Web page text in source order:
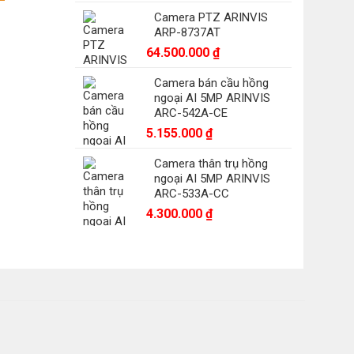
Camera PTZ ARINVIS
ARP-8737AT
64.500.000 ₫
Camera bán cầu hồng
ngoại AI 5MP ARINVIS
ARC-542A-CE
5.155.000 ₫
Camera thân trụ hồng
ngoại AI 5MP ARINVIS
ARC-533A-CC
4.300.000 ₫